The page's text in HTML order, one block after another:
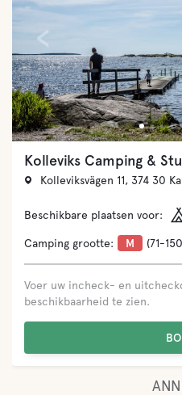
‹
Kolleviks Camping &
Kolleviksvägen 11, 374 30
Beschikbare plaatsen voor:
Camping grootte: M (71-
Voer uw incheck- en
beschikbaarheid te zien.